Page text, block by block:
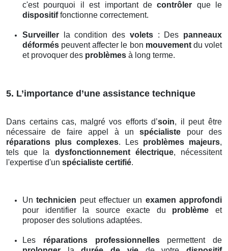
c'est pourquoi il est important decontrôler que le
dispositiffonctionne correctement.
Surveiller la condition des volets: Des panneaux
déformés peuvent affecter le bon mouvementdu volet
et provoquer des problèmes à long terme.
5. L’importance d’une assistance technique
Dans certains cas, malgré vos efforts d’soin, il peut être
nécessaire de faire appel à unspécialiste pour des
réparations plus complexes. Les problèmes majeurs,
tels que la dysfonctionnement électrique, nécessitent
l'expertise d'un spécialiste certifié.
Untechnicien peut effectuer un examen approfondi
pour identifier la source exacte du problème et
proposer des solutions adaptées.
Les réparations professionnellespermettent de